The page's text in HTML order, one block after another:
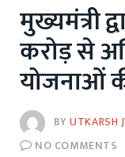
मुख्यमंत्री
करोड़ से
योजनाओं
BYUTKARSH
NO COMMENTS